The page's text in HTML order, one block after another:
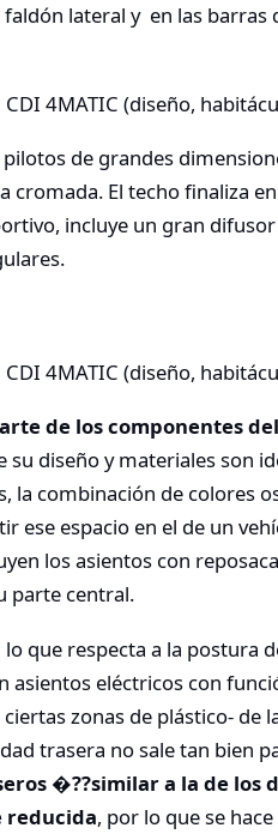
lateral y en las barras
de grandes
cromada. El techo finaliza
incluye un gran
de los componentes
su diseño y materiales son
la combinación de colores
ese espacio en el de un
los asientos con
parte central.
que respecta a la postura
asientos eléctricos con
zonas de plástico- de
trasera no sale tan bien
�??similar a la de los
reducida, por lo que se